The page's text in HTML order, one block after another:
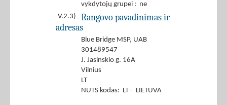
vykdytojų grupei : ne
V.2.3)
Rangovo pavadinimas ir
adresas
Blue Bridge MSP, UAB
301489547
J. Jasinskio g. 16A
Vilnius
LT
NUTS kodas: LT - LIETUVA